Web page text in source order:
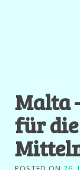
Malta
für